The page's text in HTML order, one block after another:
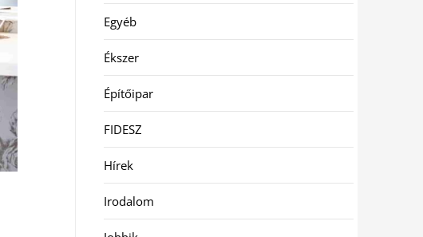
Egyéb
Ékszer
Építőipar
FIDESZ
Hírek
Irodalom